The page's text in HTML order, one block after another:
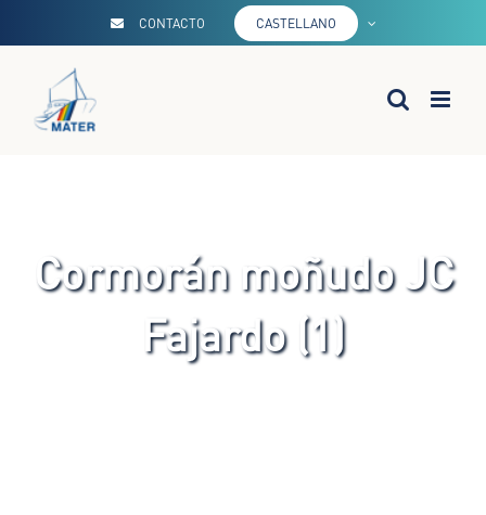
contenido
CONTACTO CASTELLANO
Cormorán moñudo JC
Fajardo (1)